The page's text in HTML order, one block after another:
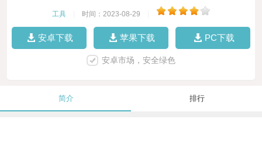
工具 时间：2023-08-29
安卓下载 苹果下载 PC下载
安卓市场，安全绿色
简介 排行